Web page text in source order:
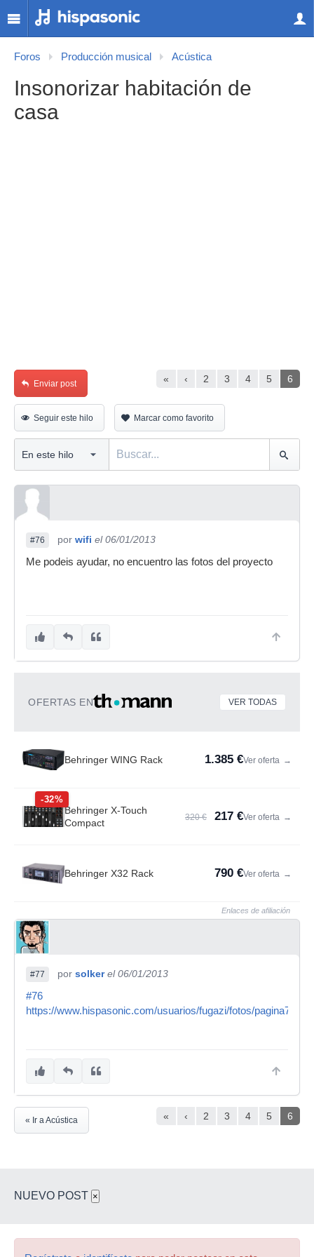
Foros Producción musical Acústica
Insonorizar habitación de
casa
« ‹ 2 3 4 5 6
Enviar post
Seguir este hilo Marcar como favorito
#76 por wifi el 06/01/2013
Me podeis ayudar, no encuentro las fotos del proyecto
OFERTAS EN VER TODAS
Behringer WING Rack 1.385 €Ver oferta →
-32%
Behringer X-Touch
Compact
320 € 217 €Ver oferta →
Behringer X32 Rack 790 €Ver oferta →
Enlaces de afiliación
#77 por solker el 06/01/2013
#76
https://www.hispasonic.com/usuarios/fugazi/fotos/pagina7
« ‹ 2 3 4 5 6
« Ir a Acústica
NUEVO POST ×